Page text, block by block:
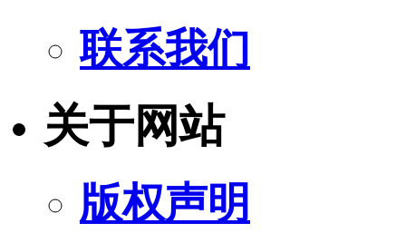
联系我们
关于网站
版权声明